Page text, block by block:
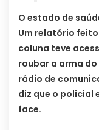
O estado de
Um relatório
coluna teve
roubar a arma
rádio de
diz que o policial
face.